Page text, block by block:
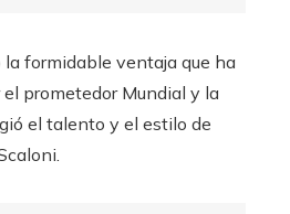
formidable ventaja que ha
prometedor Mundial y la
el talento y el estilo de